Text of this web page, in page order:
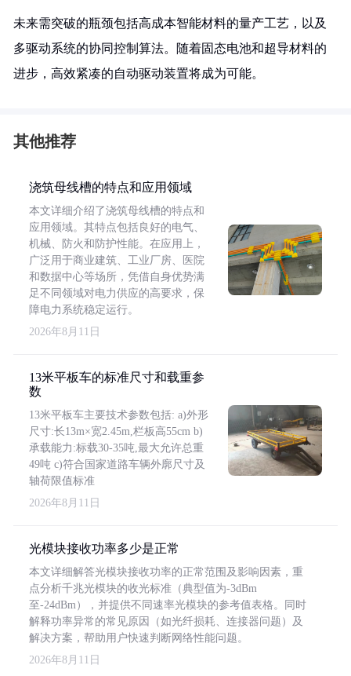
未来需突破的瓶颈包括高成本智能材料的量产工艺，以及
多驱动系统的协同控制算法。随着固态电池和超导材料的
进步，高效紧凑的自动驱动装置将成为可能。
其他推荐
浇筑母线槽的特点和应用领域
本文详细介绍了浇筑母线槽的特点和
应用领域。其特点包括良好的电气、
机械、防火和防护性能。在应用上，
广泛用于商业建筑、工业厂房、医院
和数据中心等场所，凭借自身优势满
足不同领域对电力供应的高要求，保
障电力系统稳定运行。
2026年8月11日
13米平板车的标准尺寸和载重参
数
13米平板车主要技术参数包括: a)外形
尺寸:长13m×宽2.45m,栏板高55cm b)
承载能力:标载30-35吨,最大允许总重
49吨 c)符合国家道路车辆外廓尺寸及
轴荷限值标准
2026年8月11日
光模块接收功率多少是正常
本文详细解答光模块接收功率的正常范围及影响因素，重
点分析千兆光模块的收光标准（典型值为-3dBm
至-24dBm），并提供不同速率光模块的参考值表格。同时
解释功率异常的常见原因（如光纤损耗、连接器问题）及
解决方案，帮助用户快速判断网络性能问题。
2026年8月11日